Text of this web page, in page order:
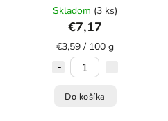
Skladom (3 ks)
€7,17
€3,59 / 100 g
Do košíka